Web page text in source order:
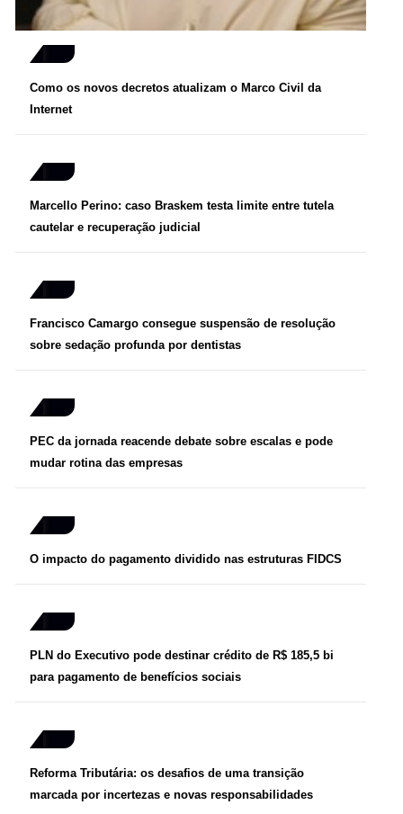
Como os novos decretos atualizam o Marco Civil da
Internet
Marcello Perino: caso Braskem testa limite entre tutela
cautelar e recuperação judicial
Francisco Camargo consegue suspensão de resolução
sobre sedação profunda por dentistas
PEC da jornada reacende debate sobre escalas e pode
mudar rotina das empresas
O impacto do pagamento dividido nas estruturas FIDCS
PLN do Executivo pode destinar crédito de R$ 185,5 bi
para pagamento de benefícios sociais
Reforma Tributária: os desafios de uma transição
marcada por incertezas e novas responsabilidades